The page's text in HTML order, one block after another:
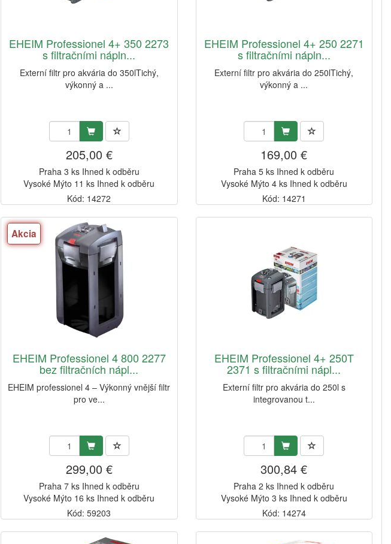
EHEIM Professionel 4+ 350 2273
s filtračními nápln...
Externí filtr pro akvária do 350lTichý,
výkonný a ...
205,00 €
Praha 3 ks Ihned k odběru
Vysoké Mýto 11 ks Ihned k odběru
Kód: 14272
EHEIM Professionel 4+ 250 2271
s filtračními nápln...
Externí filtr pro akvária do 250lTichý,
výkonný a ...
169,00 €
Praha 5 ks Ihned k odběru
Vysoké Mýto 4 ks Ihned k odběru
Kód: 14271
Akcia
EHEIM Professionel 4 800 2277
bez filtračních nápl...
EHEIM professionel 4 – Výkonný vnější filtr
pro ve...
299,00 €
Praha 7 ks Ihned k odběru
Vysoké Mýto 16 ks Ihned k odběru
Kód: 59203
EHEIM Professionel 4+ 250T
2371 s filtračními nápl...
Externí filtr pro akvária do 250l s
integrovanou t...
300,84 €
Praha 2 ks Ihned k odběru
Vysoké Mýto 3 ks Ihned k odběru
Kód: 14274